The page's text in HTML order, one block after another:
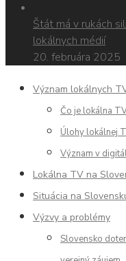
Štát má v rukách
lokálnych médií
20. februára 2025
Význam lokálnych
Čo je lokálna
Úlohy lokálnej
Význam v
Lokálna TV na
Situácia na
Výzvy a problémy
Slovensko